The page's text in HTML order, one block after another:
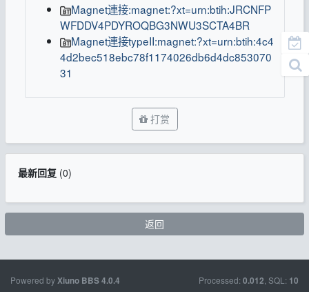
Magnet連接:magnet:?xt=urn:btih:JRCNFP
WFDDV4PDYROQBG3NWU3SCTA4BR
Magnet連接typeII:magnet:?xt=urn:btih:4c4
4d2bec518ebc78f1174026db6d4dc853070
31
打赏
最新回复(0)
返回
Powered byXiuno BBS4.0.4 Processed: 0.012, SQL: 10